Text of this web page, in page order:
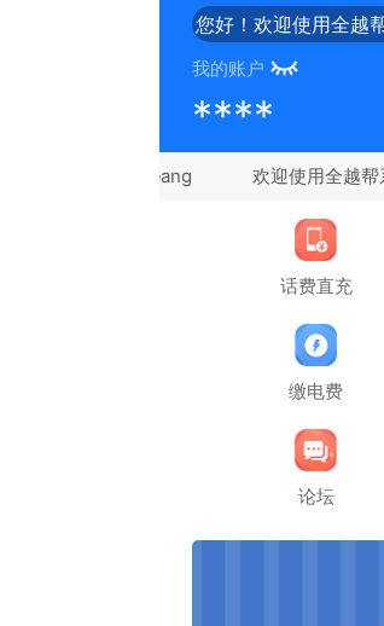
您好！欢迎使用全越
我的账户
****
欢迎使用全越帮
话费直充
缴电费
论坛